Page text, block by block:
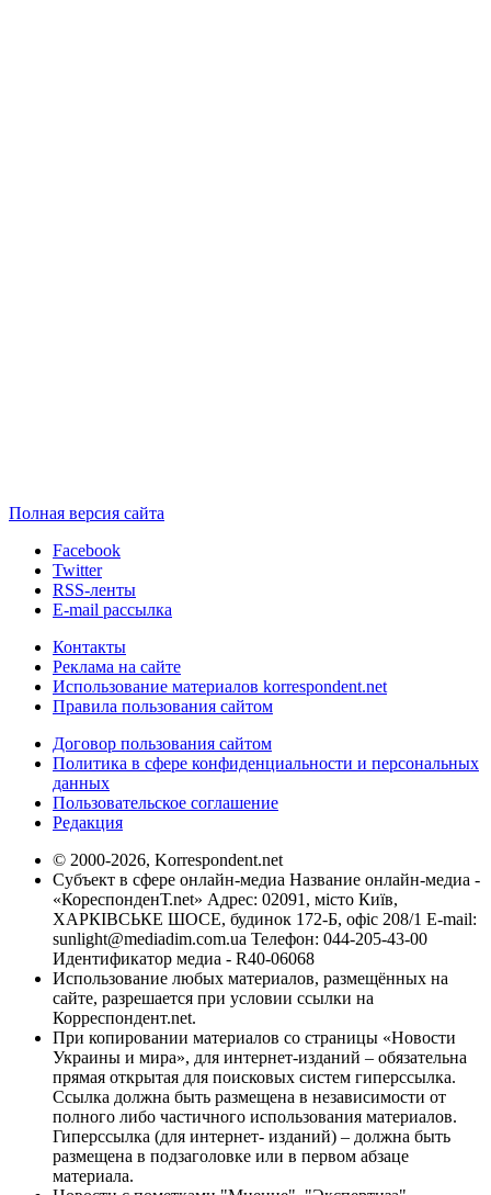
Полная версия сайта
Facebook
Twitter
RSS-ленты
E-mail рассылка
Контакты
Реклама на сайте
Использование материалов korrespondent.net
Правила пользования сайтом
Договор пользования сайтом
Политика в сфере конфиденциальности и персональных
данных
Пользовательское соглашение
Редакция
© 2000-2026, Korrespondent.net
Субъект в сфере онлайн-медиа Название онлайн-медиа -
«КореспонденТ.net» Адрес: 02091, місто Київ,
ХАРКІВСЬКЕ ШОСЕ, будинок 172-Б, офіс 208/1 E-mail:
sunlight@mediadim.com.ua Телефон: 044-205-43-00
Идентификатор медиа - R40-06068
Использование любых материалов, размещённых на
сайте, разрешается при условии ссылки на
Корреспондент.net.
При копировании материалов со страницы «Новости
Украины и мира», для интернет-изданий – обязательна
прямая открытая для поисковых систем гиперссылка.
Ссылка должна быть размещена в независимости от
полного либо частичного использования материалов.
Гиперссылка (для интернет- изданий) – должна быть
размещена в подзаголовке или в первом абзаце
материала.